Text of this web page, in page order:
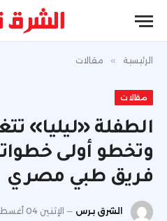
الرئيسية » مقالات
مقالات
الطفلة «ليليا»
وتخطو أولى
فريق طبي مصري
الشرق برس الإثنين 04 أغسطس 8:15 م